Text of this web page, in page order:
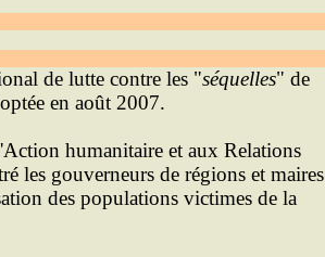
de lutte contre les "séquelles" de
en août 2007.
humanitaire et aux Relations
les gouverneurs de régions et maires
des populations victimes de la